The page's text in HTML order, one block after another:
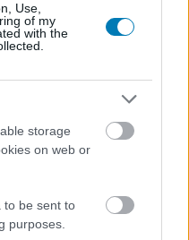
Use,
of my
with the
storage
on web or
to be sent to
purposes.
be, de a Dead or
megvásárolható lesz
Ennek szintén lesz egy
limitált játékmódokkal
mint gondolnánk.
és egyéb tárgyak, melyek
akik azokat korábban
Alive 6-ban, de lesznek